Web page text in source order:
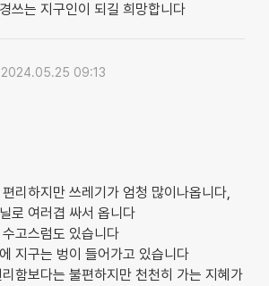
쓰는 지구인이 되길 희망합니다
2024.05.25 09:13
리하지만 쓰레기가 엄청 많이나옵니다,
로 여러겹 싸서 옵니다
고스럼도 있습니다
지구는 벙이 들어가고 있습니다
함보다는 불편하지만 천천히 가는 지혜가